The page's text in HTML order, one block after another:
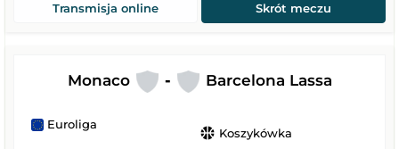
Transmisja online Skrót meczu
Monaco - Barcelona Lassa
Euroliga
sports_basketball Koszykówka